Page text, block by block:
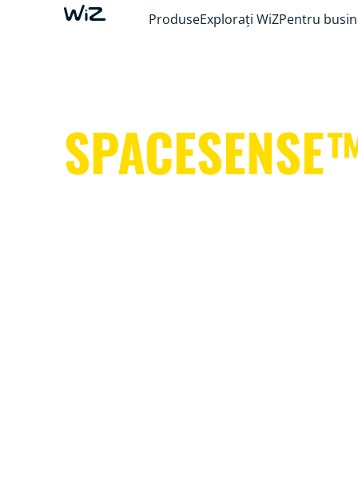
ProduseExplorați WiZPentru